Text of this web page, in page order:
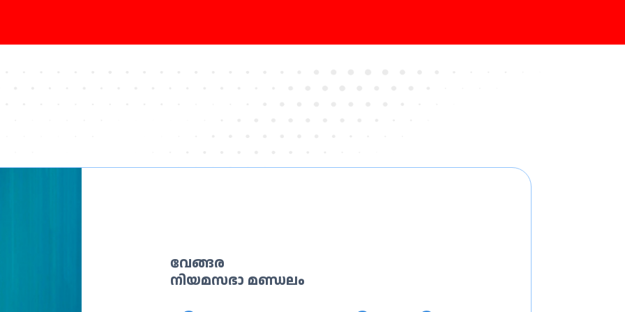
വേങ്ങര
നിയമസഭാ മണ്ഡലം